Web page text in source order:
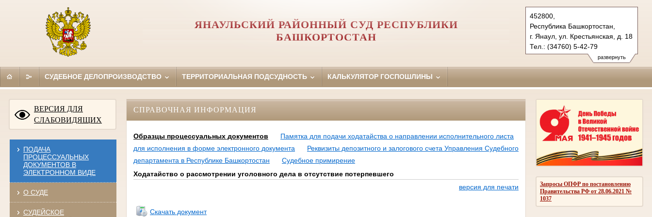
развернуть
452800,
Республика Башкортостан,
г. Янаул, ул. Крестьянская, д. 18
Тел.: (34760) 5-42-79
yanaulsky.bkr@sudrf.ru
ЯНАУЛЬСКИЙ РАЙОННЫЙ СУД РЕСПУБЛИКИ
БАШКОРТОСТАН
СУДЕБНОЕ ДЕЛОПРОИЗВОДСТВО ТЕРРИТОРИАЛЬНАЯ ПОДСУДНОСТЬ КАЛЬКУЛЯТОР ГОСПОШЛИНЫ
ВЕРСИЯ ДЛЯ
СЛАБОВИДЯЩИХ
ПОДАЧА
ПРОЦЕССУАЛЬНЫХ
ДОКУМЕНТОВ В
ЭЛЕКТРОННОМ ВИДЕ
О СУДЕ
СУДЕЙСКОЕ
Запросы ОПФР по постановлению
Правительства РФ от 28.06.2021 №
1037
СПРАВОЧНАЯ ИНФОРМАЦИЯ
Образцы процессуальных документов
Памятка для подачи ходатайства о направлении исполнительного листа
для исполнения в форме электронного документа
Реквизиты депозитного и залогового счета Управления Судебного
департамента в Республике Башкортостан
Судебное примирение
Ходатайство о рассмотрении уголовного дела в отсутствие потерпевшего
версия для печати
Скачать документ